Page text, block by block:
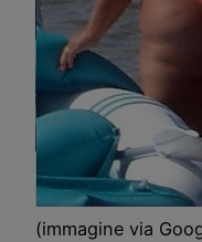
(immagine via